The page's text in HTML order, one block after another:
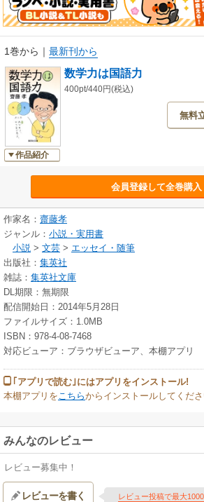
1巻から ｜ 最新刊から
作品紹介
数学力は国語力
400pt/440円(税込)
無料
会員登録して全巻購入
作家名： 齋藤孝
ジャンル： 小説・実用書
小説 > 文芸 > エッセイ・随筆
出版社： 集英社
雑誌： 集英社文庫
DL期限：無期限
配信開始日：2014年5月28日
ファイルサイズ：1.0MB
ISBN：978-4-08-7468
対応ビューア：ブラウザビューア、本棚アプリ
｢アプリで読む｣にはアプリをインストール!
本棚アプリを こちらからインストールしてくだ
みんなのレビュー
レビュー募集中！
レビューを書く レビュー投稿で最大